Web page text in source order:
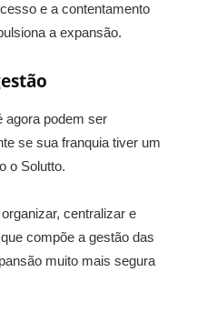
e a contentamento
a expansão.
agora podem ser
se sua franquia tiver um
o Solutto.
centralizar e
compõe a gestão das
muito mais segura